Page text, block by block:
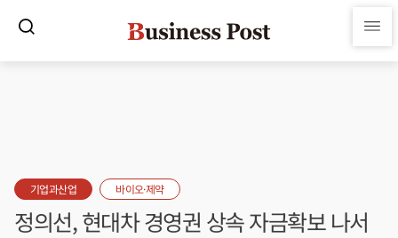
기업과산업 바이오·제약
정의선, 현대차 경영권 상속 자금확보 나서